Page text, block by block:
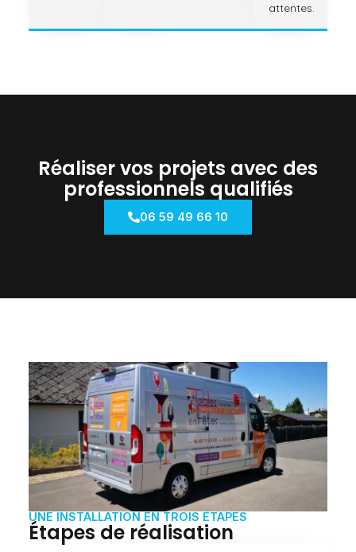
attentes.
Réaliser vos projets avec des
professionnels qualifiés
06 59 49 66 10
UNE INSTALLATION EN TROIS ÉTAPES
Étapes de réalisation